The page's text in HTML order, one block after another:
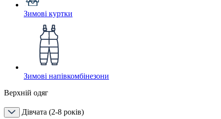
Зимові куртки
Зимові напівкомбінезони
Верхній одяг
Дівчата (2-8 років)